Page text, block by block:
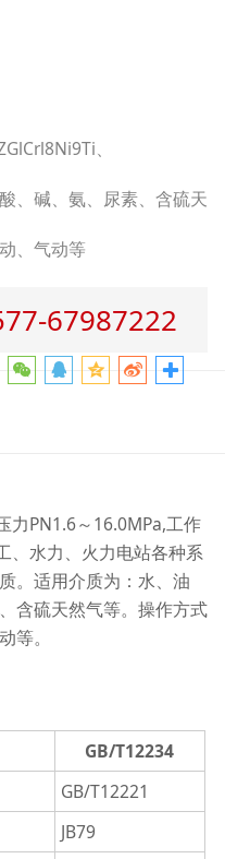
、
、碱、氨、尿素、含硫天
、气动等
67987222
PN1.6～16.0MPa,工作
水力、火力电站各种系
。适用介质为：水、油
含硫天然气等。操作方式
等。
GB/T12234
GB/T12221
JB79